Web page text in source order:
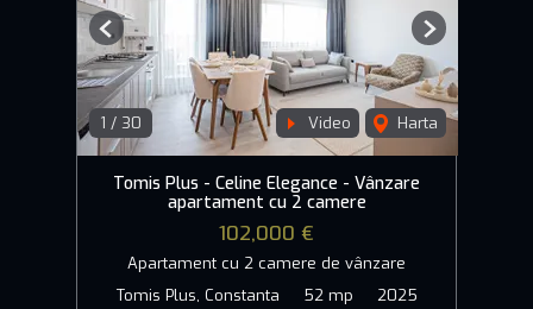
1 / 30 Video Harta
Previous Next
Tomis Plus - Celine Elegance - Vânzare
apartament cu 2 camere
102,000 €
Apartament cu 2 camere de vânzare
Tomis Plus, Constanta
52 mp 2025